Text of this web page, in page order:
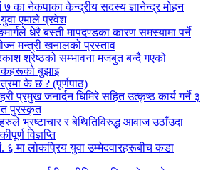
७ का नेकपाका केन्द्रीय सदस्य ज्ञानेन्द्र मोहन
एमाले प्रवेश
धेरै बस्ती मापदण्डका कारण समस्यामा पर्ने
मन्त्री खनालको प्रस्ताव
श्रेष्ठको सम्भावना मजबुत बन्दै गएको
बुझाइ
के छ ? (पूर्णपाठ)
प्रमुख जनार्दन घिमिरे सहित उत्कृष्ठ कार्य गर्ने ३
पुरस्कृत
भ्रष्टाचार र बेथितिविरुद्ध आवाज उठाँउदा
विज्ञप्ति
६ मा लोकप्रिय युवा उम्मेदवारहरूबीच कडा